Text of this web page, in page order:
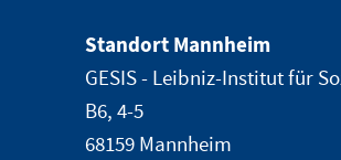
Standort Mannheim
GESIS - Leibniz-Institut für
B6, 4-5
68159 Mannheim